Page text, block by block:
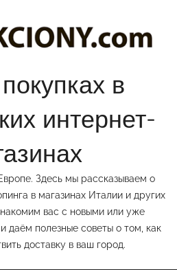
в
интернет-
Здесь мы рассказываем о
в магазинах Италии и других
вас с новыми или уже
даём полезные советы о том, как
доставку в ваш город.